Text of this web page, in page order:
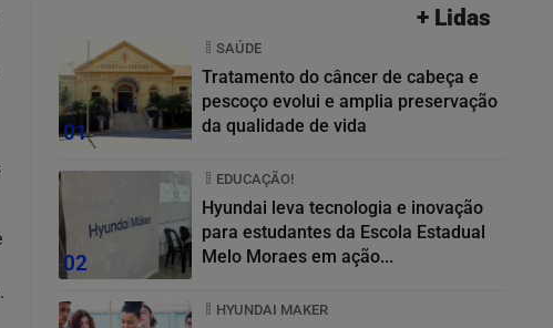
.
+ Lidas
01
SAÚDE
Tratamento do câncer de cabeça e
pescoço evolui e amplia preservação
da qualidade de vida
02
EDUCAÇÃO!
Hyundai leva tecnologia e inovação
para estudantes da Escola Estadual
Melo Moraes em ação...
HYUNDAI MAKER